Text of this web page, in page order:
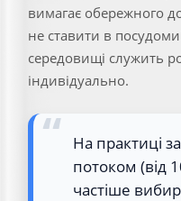
вимагає обережного
не ставити в
середовищі служить
індивідуально.
На практиці
потоком (від
частіше